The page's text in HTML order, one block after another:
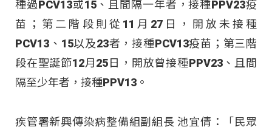
種過PCV13或15、且間隔一年者，接種PPV23疫
苗；第二階段則從11月27日，開放未接種
PCV13、15以及23者，接種PCV13疫苗；第三階
段在聖誕節12月25日，開放曾接種PPV23、且間
隔至少年者，接種PPV13。
疾管署新興傳染病整備組副組長 池宜倩：「民眾